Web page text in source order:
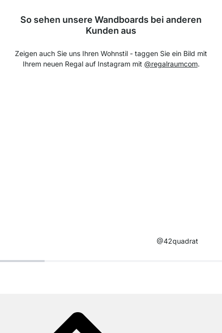
So sehen unsere Wandboards bei anderen
Kunden aus
Zeigen auch Sie uns Ihren Wohnstil - taggen Sie ein Bild mit
Ihrem neuen Regal auf Instagram mit @regalraumcom.
@42quadrat